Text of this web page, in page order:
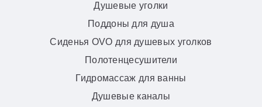
Душевые уголки
Поддоны для душа
Сиденья OVO для душевых уголков
Полотенцесушители
Гидромассаж для ванны
Душевые каналы